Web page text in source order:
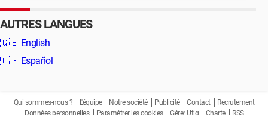
AUTRES LANGUES
🇬🇧 English
🇪🇸 Español
Qui sommes-nous ? L'équipe Notre société Publicité Contact
Recrutement
Données personnelles
Paramétrer les cookies Gérer Utiq Charte
RSS